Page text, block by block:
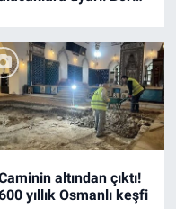
altından çıktı!
yıllık Osmanlı keşfi